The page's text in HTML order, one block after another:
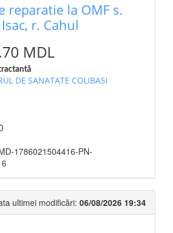
reparatie la OMF s.
r. Cahul
MDL
DE SANATATE COLIBASI
1786021504416-PN-
ultimei modificări: 06/08/2026 19:34